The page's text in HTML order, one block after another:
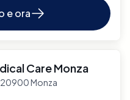
e ora
Care Monza
Monza